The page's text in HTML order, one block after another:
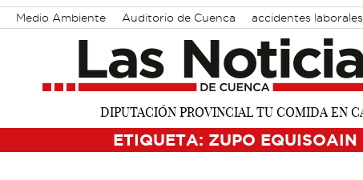
Medio Ambiente Auditorio de Cuenca accidentes laborales
ETIQUETA: ZUPO EQUISOAIN